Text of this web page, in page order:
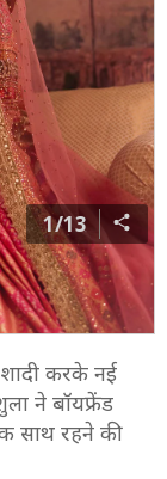
1/13
करके नई
ने बॉयफ्रेंड
साथ रहने की